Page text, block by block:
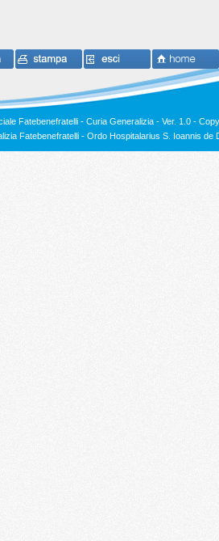
Fatebenefratelli - Curia Generalizia - Ver. 1.0 -
Fatebenefratelli - Ordo Hospitalarius S. Ioannis